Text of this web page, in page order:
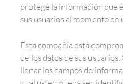
protege la información que
sus usuarios al momento
Esta compañía está
de los datos de sus
llenar los campos de